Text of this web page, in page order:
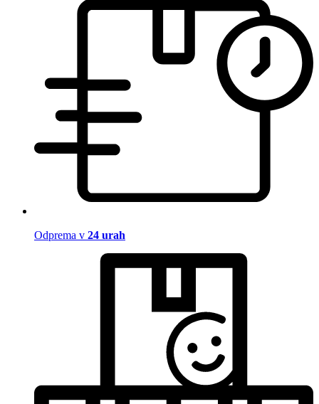
Odprema v 24 urah